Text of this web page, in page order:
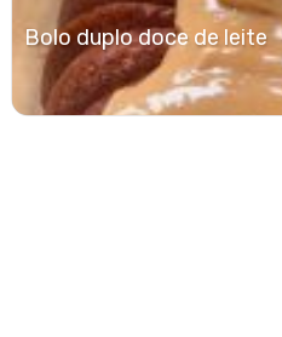
Bolo duplo doce de leite